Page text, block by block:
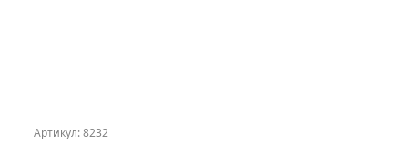
Артикул: 8232